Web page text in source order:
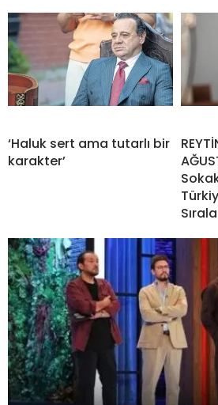
‘Haluk sert ama tutarlı bir
karakter’